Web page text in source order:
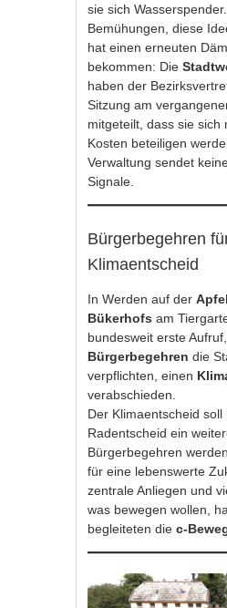
sie sich
Bemühungen, diese
hat einen erneuten
bekommen: Die
haben der
Sitzung am
mitgeteilt, dass sie sich
Kosten beteiligen
Verwaltung sendet
Signale.
Bürgerbegehren
Klimaentscheid
In Werden auf der
Bükerhofs am
bundesweit erste
Bürgerbegehrendie
verpflichten, einen
verabschieden.
Der Klimaentscheid soll
Radentscheid ein
Bürgerbegehren
für eine lebenswerte
zentrale Anliegen und
was bewegen wollen,
begleiteten diec-